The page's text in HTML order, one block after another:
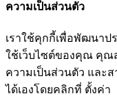
ความเป็นส่วนตัว
เราใช้คุกกี้เพื่อพัฒนา
ใช้เว็บไซต์ของคุณ คุณ
ความเป็นส่วนตัว และ
ได้เองโดยคลิกที่ ตั้งค่า